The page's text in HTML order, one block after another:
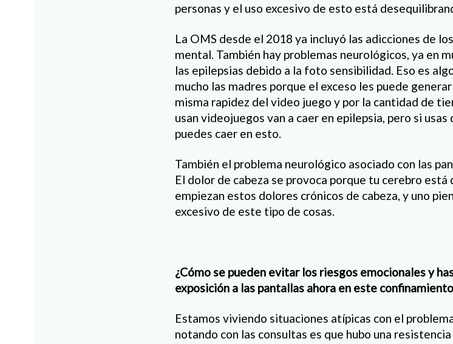
personas y el uso excesivo de esto está
La OMS desde el 2018 ya incluyó las adicciones de
mental. También hay problemas neurológicos, ya en
las epilepsias debido a la foto sensibilidad. Eso es
mucho las madres porque el exceso les puede
misma rapidez del video juego y por la cantidad de
usan videojuegos van a caer en epilepsia, pero si
puedes caer en esto.
También el problema neurológico asociado con las
El dolor de cabeza se provoca porque tu cerebro
empiezan estos dolores crónicos de cabeza, y uno
excesivo de este tipo de cosas.
¿Cómo se pueden evitar los riesgos emocionales y
exposición a las pantallas ahora en este
Estamos viviendo situaciones atípicas con el
notando con las consultas es que hubo una